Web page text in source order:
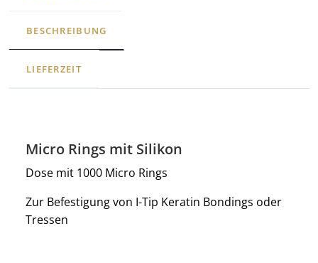
BESCHREIBUNG
LIEFERZEIT
Micro Rings mit Silikon
Dose mit 1000 Micro Rings
Zur Befestigung von I-Tip Keratin Bondings oder
Tressen